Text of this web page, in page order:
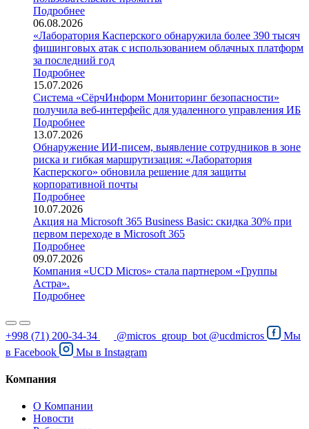
Подробнее
06.08.2026
«Лаборатория Касперского обнаружила более 390 тысяч
фишинговых атак с использованием облачных платформ
за последний год
Подробнее
15.07.2026
Система «СёрчИнформ Мониторинг безопасности»
получила веб-интерфейс для удаленного управления ИБ
Подробнее
13.07.2026
Обнаружение ИИ-писем, выявление сотрудников в зоне
риска и гибкая маршрутизация: «Лаборатория
Касперского» обновила решение для защиты
корпоративной почты
Подробнее
10.07.2026
Акция на Microsoft 365 Business Basic: скидка 30% при
первом переходе в Microsoft 365
Подробнее
09.07.2026
Компания «UCD Micros» стала партнером «Группы
Астра».
Подробнее
+998 (71) 200-34-34 @micros_group_bot @ucdmicros
Мы
в Facebook Мы в Instagram
Компания
О Компании
Новости